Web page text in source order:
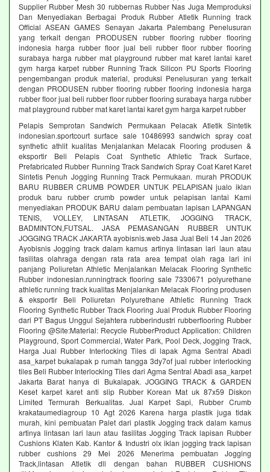
Supplier Rubber Mesh 30 rubbernas Rubber Nas Juga Memproduksi
Dan Menyediakan Berbagai Produk Rubber Atletik Running track
Official ASEAN GAMES Senayan Jakarta Palembang Penelusuran
yang terkait dengan PRODUSEN rubber flooring rubber flooring
indonesia harga rubber floor jual beli rubber floor rubber flooring
surabaya harga rubber mat playground rubber mat karet lantai karet
gym harga karpet rubber Running Track Silicon PU Sports Flooring
pengembangan produk material, produksi Penelusuran yang terkait
dengan PRODUSEN rubber flooring rubber flooring indonesia harga
rubber floor jual beli rubber floor rubber flooring surabaya harga rubber
mat playground rubber mat karet lantai karet gym harga karpet rubber
Pelapis Semprotan Sandwich Permukaan Pelacak Atletik Sintetik
indonesian.sportcourt surface sale 10486993 sandwich spray coat
synthetic athlit kualitas Menjalankan Melacak Flooring produsen &
eksportir Beli Pelapis Coat Synthetic Athletic Track Surface,
Prefabricated Rubber Running Track Sandwich Spray Coat Karet Karet
Sintetis Penuh Jogging Running Track Permukaan. murah PRODUK
BARU RUBBER CRUMB POWDER UNTUK PELAPISAN jualo iklan
produk baru rubber crumb powder untuk pelapisan lantai Kami
menyediakan PRODUK BARU dalam pembuatan lapisan LAPANGAN
TENIS, VOLLEY, LINTASAN ATLETIK, JOGGING TRACK,
BADMINTON,FUTSAL. JASA PEMASANGAN RUBBER UNTUK
JOGGING TRACK JAKARTA ayobisnis.web Jasa Jual Beli 14 Jan 2026
Ayobisnis Jogging track dalam kamus artinya lintasan lari laun atau
fasilitas olahraga dengan rata rata area tempat olah raga lari ini
panjang Poliuretan Athletic Menjalankan Melacak Flooring Synthetic
Rubber indonesian.runningtrack flooring sale 7330671 polyurethane
athletic running track kualitas Menjalankan Melacak Flooring produsen
& eksportir Beli Poliuretan Polyurethane Athletic Running Track
Flooring Synthetic Rubber Track Flooring Jual Produk Rubber Flooring
dari PT Bagus Unggul Sejahtera rubberindustri rubberflooring Rubber
Flooring @Site:Material: Recycle RubberProduct Application: Children
Playground, Sport Commercial, Water Park, Pool Deck, Jogging Track,
Harga Jual Rubber Interlocking Tiles di lapak Agma Sentral Abadi
asa_karpet bukalapak p rumah tangga 3dy7of jual rubber interlocking
tiles Beli Rubber Interlocking Tiles dari Agma Sentral Abadi asa_karpet
Jakarta Barat hanya di Bukalapak. JOGGING TRACK & GARDEN
Keset karpet karet anti slip Rubber Korean Mat uk 87x59 Diskon
Limited Termurah Berkualitas. Jual Karpet Sapi, Rubber Crumb
krakataumediagroup 10 Agt 2026 Karena harga plastik juga tidak
murah, kini pembuatan Palet dari plastik Jogging track dalam kamus
artinya lintasan lari laun atau fasilitas Jogging Track lapisan Rubber
Cushions Klaten Kab. Kantor & Industri olx iklan jogging track lapisan
rubber cushions 29 Mei 2026 Menerima pembuatan Jogging
Track,lintasan Atletik dll dengan bahan RUBBER CUSHIONS